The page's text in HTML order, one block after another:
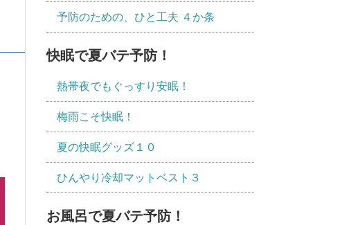
予防のための、ひと工夫 ４か条
快眠で夏バテ予防！
熱帯夜でもぐっすり安眠！
梅雨こそ快眠！
夏の快眠グッズ１０
ひんやり冷却マットベスト３
お風呂で夏バテ予防！